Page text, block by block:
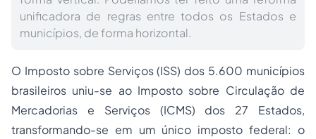
unificadora de regras entre todos os Estados e
municípios, de forma horizontal.
O Imposto sobre Serviços (ISS) dos 5.600 municípios
brasileiros uniu-se ao Imposto sobre Circulação de
Mercadorias e Serviços (ICMS) dos 27 Estados,
transformando-se em um único imposto federal: o